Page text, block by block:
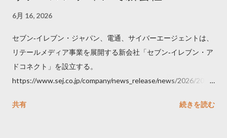
6月 16, 2026
セブン‐イレブン・ジャパン、電通、サイバーエージェントは、
リテールメディア事業を展開する新会社「セブン‐イレブン・ア
ドコネクト」を設立する。
https://www.sej.co.jp/company/news_release/news/2026/2026
共有
続きを読む